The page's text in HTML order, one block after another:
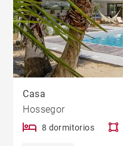
Casa
Hossegor
8 dormitorios